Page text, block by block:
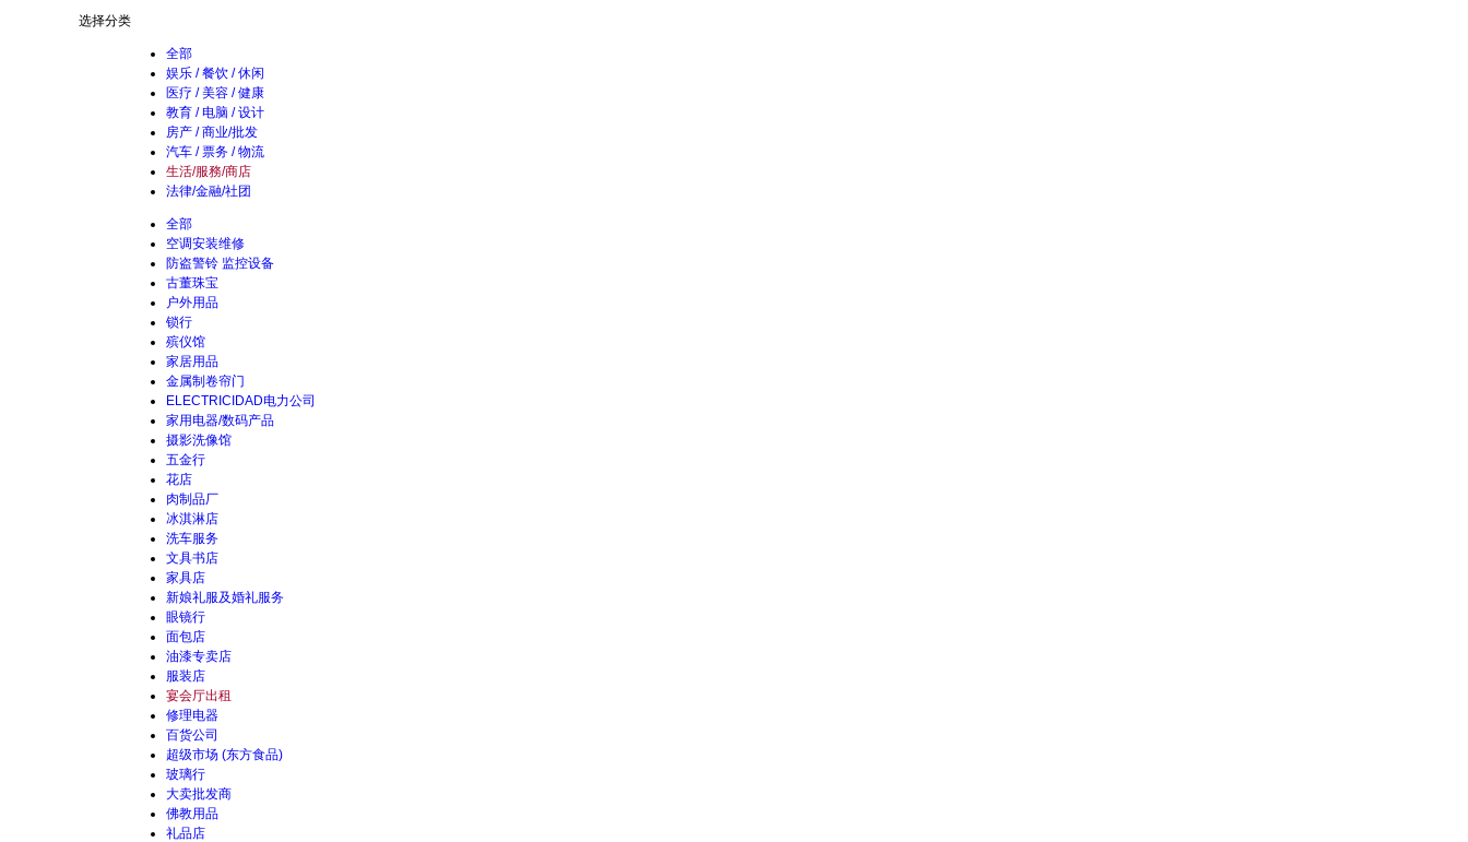
选择分类
全部
娱乐 / 餐饮 / 休闲
医疗 / 美容 / 健康
教育 / 电脑 / 设计
房产 / 商业/批发
汽车 / 票务 / 物流
生活/服務/商店
法律/金融/社团
全部
空调安装维修
防盗警铃 监控设备
古董珠宝
户外用品
锁行
殡仪馆
家居用品
金属制卷帘门
ELECTRICIDAD电力公司
家用电器/数码产品
摄影洗像馆
五金行
花店
肉制品厂
冰淇淋店
洗车服务
文具书店
家具店
新娘礼服及婚礼服务
眼镜行
面包店
油漆专卖店
服装店
宴会厅出租
修理电器
百货公司
超级市场 (东方食品)
玻璃行
大卖批发商
佛教用品
礼品店